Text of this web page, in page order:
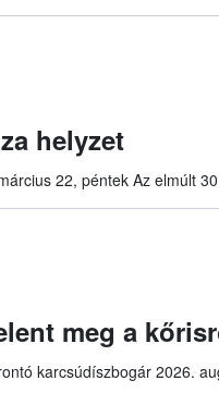
helyzet
22, péntek Az elmúlt
meg a
karcsúdíszbogár 2026.